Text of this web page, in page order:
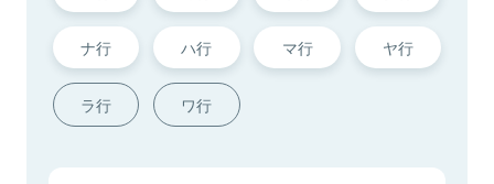
ナ行 ハ行 マ行 ヤ行
ラ行 ワ行